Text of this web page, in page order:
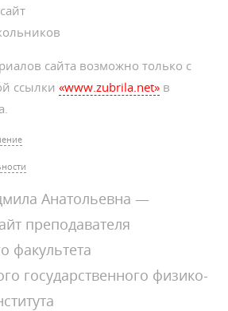
сайта возможно только с
ссылки«www.zubrila.net» в
Анатольевна —
преподавателя
факультета
государственного физико-